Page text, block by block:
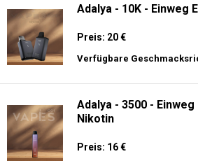
Adalya - 10K - Einweg
Preis: 20 €
Verfügbare
Adalya - 3500 -
Nikotin
Preis: 16 €